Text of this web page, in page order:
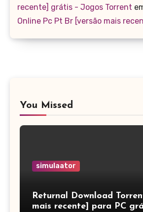
recente] grátis - Jogos Torrent
Online Pc Pt Br [versão mais
You Missed
simulaator
Returnal Download
mais recente] para PC